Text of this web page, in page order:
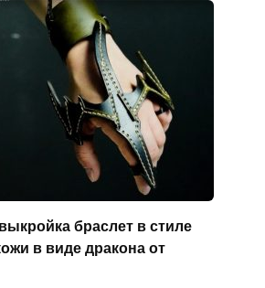
браслет в стиле
в виде дракона от